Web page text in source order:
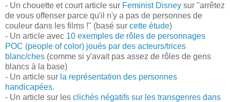
- Un chouette et court article sur Feminist Disney sur "arrêtez
de vous offenser parce qu'il n'y a pas de personnes de
couleur dans les films !" (basé sur cette étude)
- Un article avec 10 exemples de rôles de personnages
POC (people of color) joués par des acteurs/trices
blanc/ches (comme si y'avait pas assez de rôles de gens
blancs à la base)
- Un article sur la représentation des personnes
handicapées.
- Un article sur les clichés négatifs sur les transgenres dans